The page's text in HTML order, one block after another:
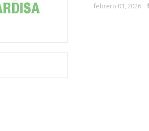
febrero 01, 2026